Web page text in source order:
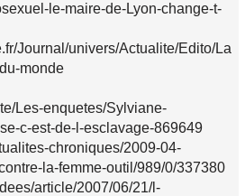
le-maire-de-Lyon-change-t-
Journal/univers/Actualite/Edito/La
monde
Les-enquetes/Sylviane-
c-est-de-l-esclavage-869649
chroniques/2009-04-
la-femme-outil/989/0/337380
article/2007/06/21/l-